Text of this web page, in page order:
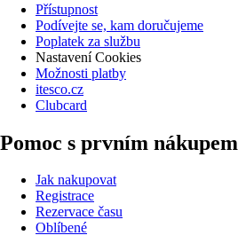
Přístupnost
Podívejte se, kam doručujeme
Poplatek za službu
Nastavení Cookies
Možnosti platby
itesco.cz
Clubcard
Pomoc s prvním nákupem
Jak nakupovat
Registrace
Rezervace času
Oblíbené